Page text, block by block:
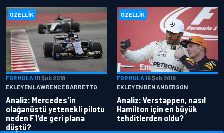
ÖZELLIK
FORMULA 111 Şub 2018
EKLEYEN LAWRENCE BARRETTO
Analiz: Mercedes'in
olağanüstü yetenekli pilotu
neden F1'de geri plana
düştü?
ÖZELLIK
FORMULA 16 Şub 2018
EKLEYEN BEN ANDERSON
Analiz: Verstappen, nasıl
Hamilton için en büyük
tehditlerden oldu?